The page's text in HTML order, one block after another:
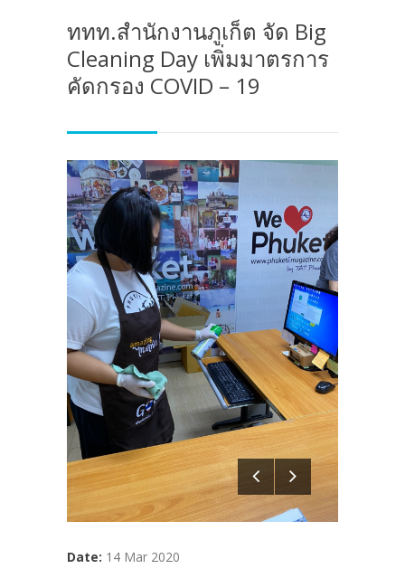
ททท.สำนักงานภูเก็ต จัด Big
Cleaning Day เพิ่มมาตรการ
คัดกรอง COVID – 19
Date: 14 Mar 2020